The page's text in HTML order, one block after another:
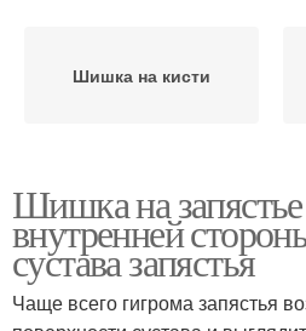
Шишка на кисти
Твердая шишка
Шишка на внутреннем
Шишка на
внутренней
сустава запястья
Чаще всего гигрома запястья